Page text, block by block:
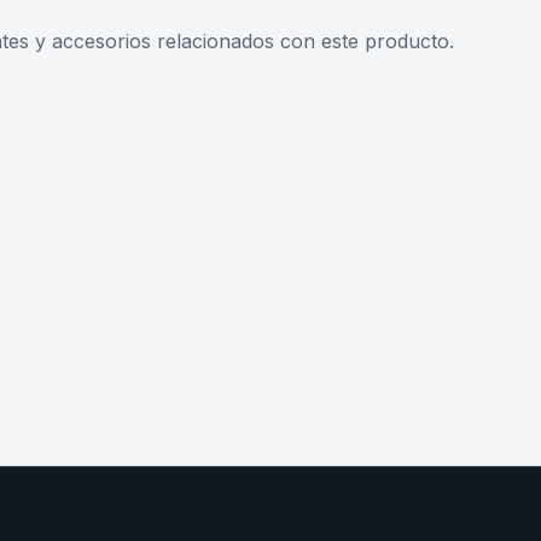
y accesorios relacionados con este producto.